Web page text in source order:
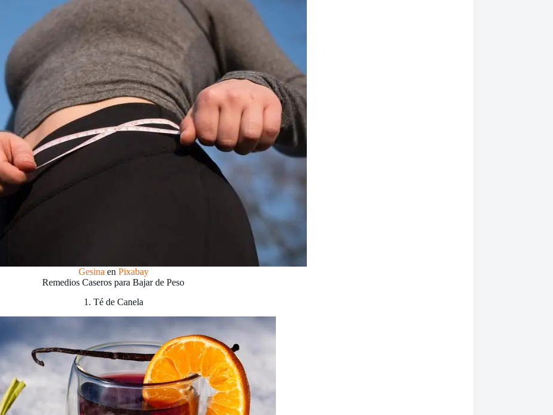
Gesina en Pixabay
Remedios Caseros para Bajar de Peso
1. Té de Canela